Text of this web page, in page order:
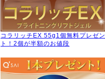
コラリッチEX 55g1個無料プレゼン
ト！2個が半額のお値段